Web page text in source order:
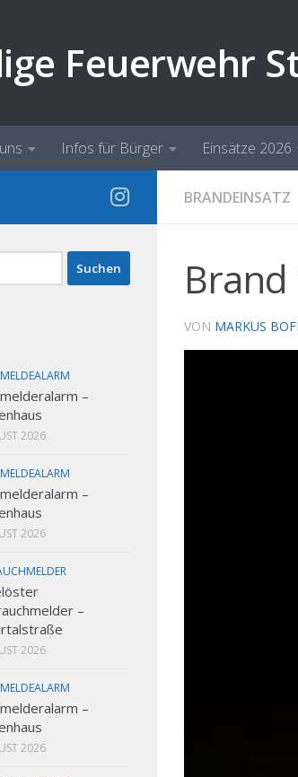
Feuerwehr
Infos für Bürger Einsätze 2026
BRANDEINSATZ
VON MARKUS
–
2026
–
2026
–
2026
–
2026